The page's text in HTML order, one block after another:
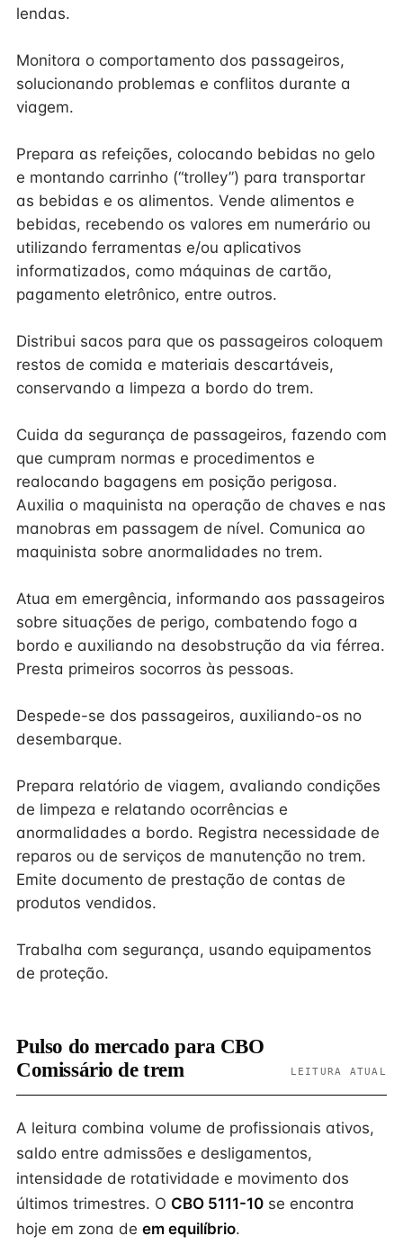
lendas.
Monitora o comportamento dos passageiros,
solucionando problemas e conflitos durante a
viagem.
Prepara as refeições, colocando bebidas no gelo
e montando carrinho (“trolley”) para transportar
as bebidas e os alimentos. Vende alimentos e
bebidas, recebendo os valores em numerário ou
utilizando ferramentas e/ou aplicativos
informatizados, como máquinas de cartão,
pagamento eletrônico, entre outros.
Distribui sacos para que os passageiros coloquem
restos de comida e materiais descartáveis,
conservando a limpeza a bordo do trem.
Cuida da segurança de passageiros, fazendo com
que cumpram normas e procedimentos e
realocando bagagens em posição perigosa.
Auxilia o maquinista na operação de chaves e nas
manobras em passagem de nível. Comunica ao
maquinista sobre anormalidades no trem.
Atua em emergência, informando aos passageiros
sobre situações de perigo, combatendo fogo a
bordo e auxiliando na desobstrução da via férrea.
Presta primeiros socorros às pessoas.
Despede-se dos passageiros, auxiliando-os no
desembarque.
Prepara relatório de viagem, avaliando condições
de limpeza e relatando ocorrências e
anormalidades a bordo. Registra necessidade de
reparos ou de serviços de manutenção no trem.
Emite documento de prestação de contas de
produtos vendidos.
Trabalha com segurança, usando equipamentos
de proteção.
Pulso do mercado para CBO
Comissário de trem
LEITURA ATUAL
A leitura combina volume de profissionais ativos,
saldo entre admissões e desligamentos,
intensidade de rotatividade e movimento dos
últimos trimestres. O CBO 5111-10 se encontra
hoje em zona de em equilíbrio.